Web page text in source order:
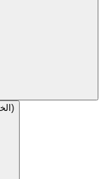
الخطوة 3: استبعاد الحالات الأخرى (التشخيص التفريقي)